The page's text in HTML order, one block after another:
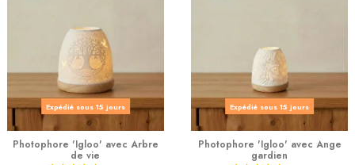
Expédié sous 15 jours
Photophore 'Igloo' avec Arbre
de vie
Expédié sous 15 jours
Photophore 'Igloo' avec Ange
gardien